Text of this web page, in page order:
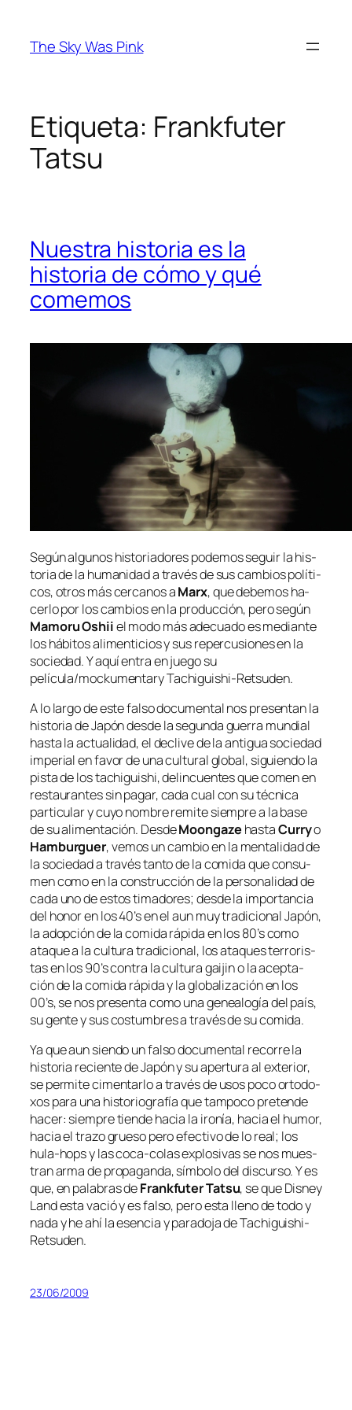
contenido
The Sky Was Pink
Etiqueta: Frankfuter
Tatsu
Nuestra historia es la
historia de cómo y qué
comemos
Según al­gu­nos his­to­ria­do­res po­de­mos se­guir la his­
to­ria de la hu­ma­ni­dad a tra­vés de sus cam­bios po­lí­ti­
cos, otros más cer­ca­nos aMarx, que de­be­mos ha­
cer­lo por los cam­bios en la pro­duc­ción, pe­ro se­gún
Mamoru Oshiiel mo­do más ade­cua­do es me­dian­te
los há­bi­tos ali­men­ti­cios y sus re­per­cu­sio­nes en la
so­cie­dad. Y aquí en­tra en jue­go su
película/mockumentaryTachiguishi-Retsuden.
A lo lar­go de es­te fal­so do­cu­men­tal nos pre­sen­tan la
his­to­ria deJapóndes­de la se­gun­da gue­rra mun­dial
has­ta la ac­tua­li­dad, el de­cli­ve de la an­ti­gua so­cie­dad
im­pe­rial en fa­vor de una cul­tu­ral glo­bal, si­guien­do la
pis­ta de losta­chi­guishi, de­lin­cuen­tes que co­men en
res­tau­ran­tes sin pa­gar, ca­da cual con su téc­ni­ca
par­ti­cu­lar y cu­yo nom­bre re­mi­te siem­pre a la ba­se
de su ali­men­ta­ción. DesdeMoongaze has­taCurryo
Hamburguer, ve­mos un cam­bio en la men­ta­li­dad de
la so­cie­dad a tra­vés tan­to de la co­mi­da que con­su­
men co­mo en la cons­truc­ción de la per­so­na­li­dad de
ca­da uno de es­tos ti­ma­do­res; des­de la im­por­tan­cia
del ho­nor en los 40’s en el aun muy tra­di­cio­nal Japón,
la adop­ción de la co­mi­da rá­pi­da en los 80’s co­mo
ata­que a la cul­tu­ra tra­di­cio­nal, los ata­ques te­rro­ris­
tas en los 90’s con­tra la cul­tu­ragai­jino la acep­ta­
ción de la co­mi­da rá­pi­da y la glo­ba­li­za­ción en los
00’s, se nos pre­sen­ta co­mo una ge­nea­lo­gía del país,
su gen­te y sus cos­tum­bres a tra­vés de su comida.
Ya que aun sien­do un fal­so do­cu­men­tal re­co­rre la
his­to­ria re­cien­te deJapóny su aper­tu­ra al ex­te­rior,
se per­mi­te ci­men­tar­lo a tra­vés de usos po­co or­to­do­
xos pa­ra una his­to­rio­gra­fía que tam­po­co pre­ten­de
ha­cer: siem­pre tien­de ha­cia la iro­nía, ha­cia el hu­mor,
ha­cia el tra­zo grue­so pe­ro efec­ti­vo de lo real; los
hula-hopsy las coca-colas ex­plo­si­vas se nos mues­
tran ar­ma de pro­pa­gan­da, sím­bo­lo del dis­cur­so. Y es
que, en pa­la­bras deFrankfuter Tatsu, se que Disney
Land es­ta va­ció y es fal­so, pe­ro es­ta lleno de to­do y
na­day he ahí la esen­cia y pa­ra­do­ja deTachiguishi-
Retsuden.
23/06/2009